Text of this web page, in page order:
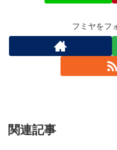
フミヤをフ
関連記事